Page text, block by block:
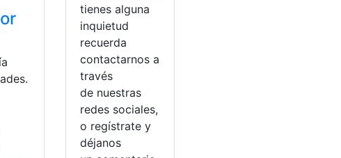
tienes alguna
inquietud
recuerda
contactarnos a
través
de nuestras
redes sociales,
o regístrate y
déjanos